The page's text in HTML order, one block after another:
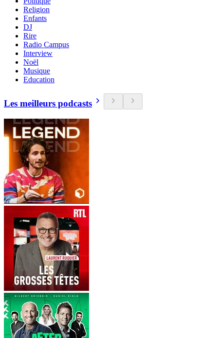
Religion
Enfants
DJ
Rire
Radio Campus
Interview
Noël
Musique
Education
Les meilleurs podcasts